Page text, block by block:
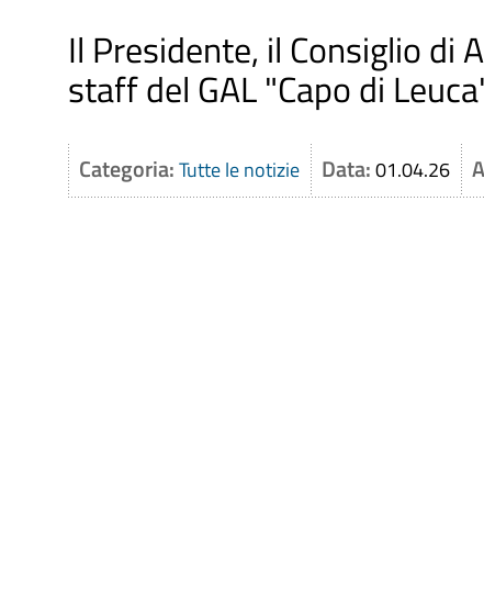
Il Presidente, il Consiglio di
staff del GAL "Capo di
Categoria:Tutte le notizie Data:01.04.26